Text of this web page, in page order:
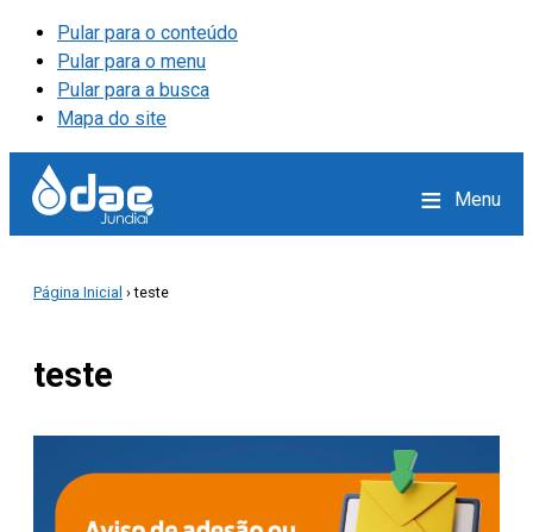
Pular para o conteúdo
Pular para o menu
Pular para a busca
Mapa do site
≡ Menu
Página Inicial › teste
teste